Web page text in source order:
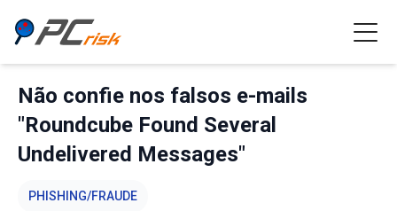
Não confie nos falsos e-mails
"Roundcube Found Several
Undelivered Messages"
PHISHING/FRAUDE